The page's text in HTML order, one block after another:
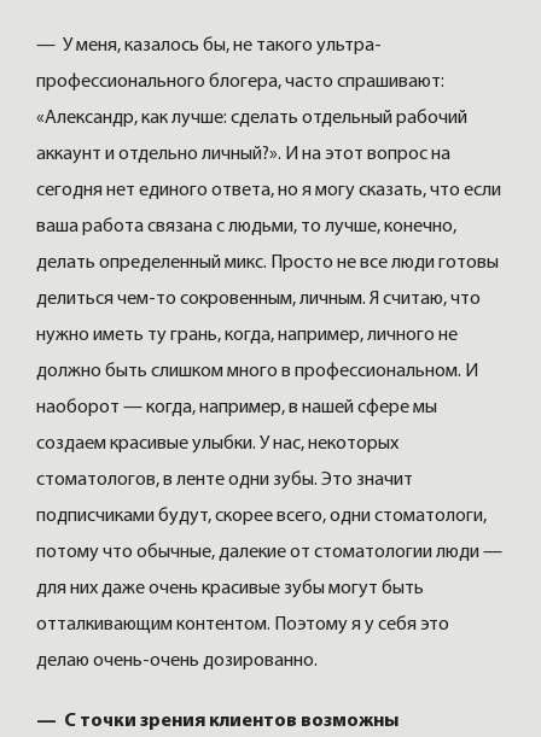
— У меня, казалось бы, не такого ультра-
профессионального блогера, часто спрашивают:
«Александр, как лучше: сделать отдельный рабочий
аккаунт и отдельно личный?». И на этот вопрос на
сегодня нет единого ответа, но я могу сказать, что если
ваша работа связана с людьми, то лучше, конечно,
делать определенный микс. Просто не все люди готовы
делиться чем-то сокровенным, личным. Я считаю, что
нужно иметь ту грань, когда, например, личного не
должно быть слишком много в профессиональном. И
наоборот — когда, например, в нашей сфере мы
создаем красивые улыбки. У нас, некоторых
стоматологов, в ленте одни зубы. Это значит
подписчиками будут, скорее всего, одни стоматологи,
потому что обычные, далекие от стоматологии люди —
для них даже очень красивые зубы могут быть
отталкивающим контентом. Поэтому я у себя это
делаю очень-очень дозированно.
— С точки зрения клиентов возможны